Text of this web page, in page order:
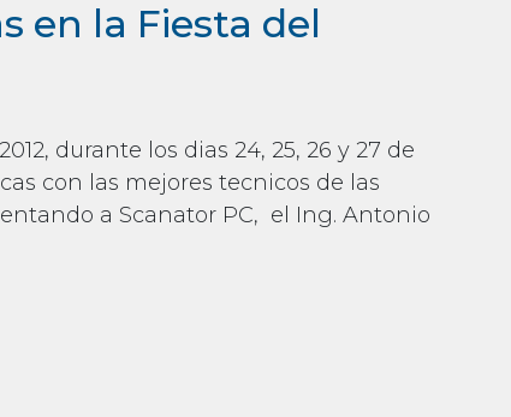
en la Fiesta del
durante los dias 24, 25, 26 y 27 de
con las mejores tecnicos de las
a Scanator PC, el Ing. Antonio
Mecanico VillaCoapa